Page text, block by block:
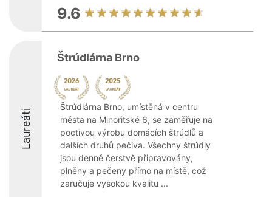
9.6
Laureáti
Štrúdlárna Brno
Štrúdlárna Brno, umístěná v centru
města na Minoritské 6, se zaměřuje na
poctivou výrobu domácích štrúdlů a
dalších druhů pečiva. Všechny štrúdly
jsou denně čerstvě připravovány,
plněny a pečeny přímo na místě, což
zaručuje vysokou kvalitu ...